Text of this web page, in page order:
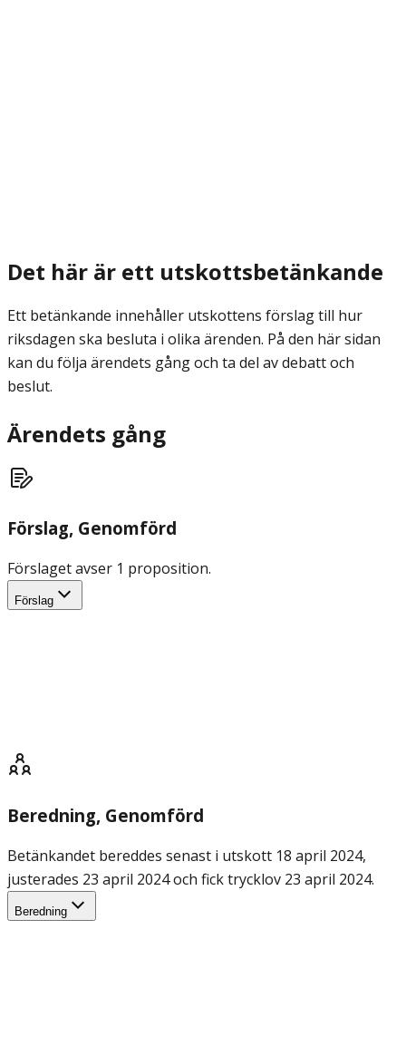
Det här är ett utskottsbetänkande
Ett betänkande innehåller utskottens förslag till hur
riksdagen ska besluta i olika ärenden. På den här sidan
kan du följa ärendets gång och ta del av debatt och
beslut.
Ärendets gång
Förslag, Genomförd
Förslaget avser 1 proposition.
Förslag
Beredning, Genomförd
Betänkandet bereddes senast i utskott 18 april 2024,
justerades 23 april 2024 och fick trycklov 23 april 2024.
Beredning